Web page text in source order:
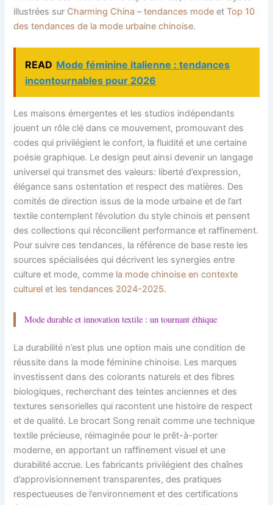
illustrées sur Charming China – tendances mode etTop 10
des tendances de la mode urbaine chinoise.
READ Mode féminine italienne : tendances
incontournables pour 2026
Les maisons émergentes et les studios indépendants
jouent un rôle clé dans ce mouvement, promouvant des
codes qui privilégient le confort, la fluidité et une certaine
poésie graphique. Le design peut ainsi devenir un langage
universel qui transmet des valeurs: liberté d’expression,
élégance sans ostentation et respect des matières. Des
comités de direction issus de la mode urbaine et de l’art
textile contemplent l’évolution du style chinois et pensent
des collections qui réconcilient performance et raffinement.
Pour suivre ces tendances, la référence de base reste les
sources spécialisées qui décrivent les synergies entre
culture et mode, comme la mode chinoise en contexte
culturel et les tendances 2024-2025.
Mode durable et innovation textile : un tournant éthique
La durabilité n’est plus une option mais une condition de
réussite dans la mode féminine chinoise. Les marques
investissent dans des colorants naturels et des fibres
biologiques, recherchant des teintes anciennes et des
textures sensorielles qui racontent une histoire de respect
et de qualité. Le brocart Song renait comme une technique
textile précieuse, réimaginée pour le prêt-à-porter
moderne, en apportant un raffinement visuel et une
durabilité accrue. Les fabricants privilégient des chaînes
d’approvisionnement transparentes, des pratiques
respectueuses de l’environnement et des certifications